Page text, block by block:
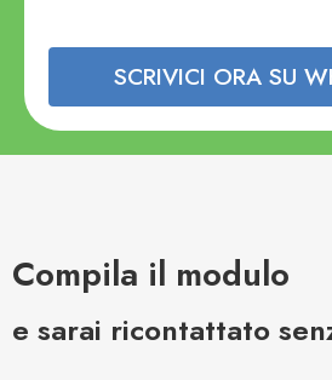
SCRIVICI ORA SU
Compila il modulo
e sarai ricontattato